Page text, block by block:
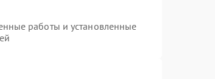
работы и установленные